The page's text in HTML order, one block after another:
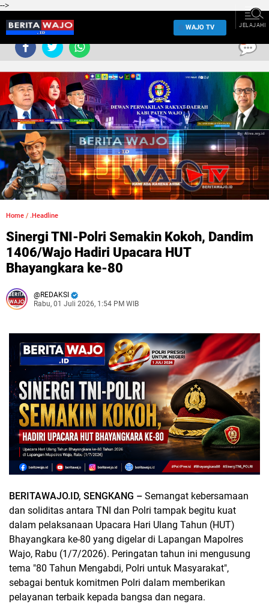
-->
WAJO TV JELAJAHI
Home / .Headline
Sinergi TNI-Polri Semakin Kokoh, Dandim
1406/Wajo Hadiri Upacara HUT
Bhayangkara ke-80
REDAKSI
Rabu, 01 Juli 2026, 1:54 PM WIB
BERITAWAJO.ID, SENGKANG – Semangat kebersamaan
dan soliditas antara TNI dan Polri tampak begitu kuat
dalam pelaksanaan Upacara Hari Ulang Tahun (HUT)
Bhayangkara ke-80 yang digelar di Lapangan Mapolres
Wajo, Rabu (1/7/2026). Peringatan tahun ini mengusung
tema "80 Tahun Mengabdi, Polri untuk Masyarakat",
sebagai bentuk komitmen Polri dalam memberikan
pelayanan terbaik kepada bangsa dan negara.